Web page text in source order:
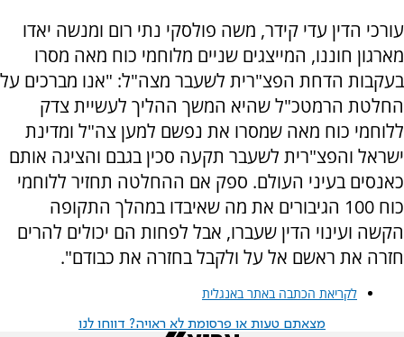
עורכי הדין עדי קידר, משה פולסקי נתי רום ומנשה יאדו
מארגון חוננו, המייצגים שניים מלוחמי כוח מאה מסרו
בעקבות הדחת הפצ"רית לשעבר מצה"ל: "אנו מברכים על
החלטת הרמטכ"ל שהיא המשך ההליך לעשיית צדק
ללוחמי כוח מאה שמסרו את נפשם למען צה"ל ומדינת
ישראל והפצ"רית לשעבר תקעה סכין בגבם והציגה אותם
כאנסים בעיני העולם. ספק אם ההחלטה תחזיר ללוחמי
כוח 100 הגיבורים את מה שאיבדו במהלך התקופה
הקשה ועינוי הדין שעברו, אבל לפחות הם יכולים להרים
חזרה את ראשם אל על ולקבל בחזרה את כבודם".
לקריאת הכתבה באתר באנגלית
מצאתם טעות או פרסומת לא ראויה? דווחו לנו